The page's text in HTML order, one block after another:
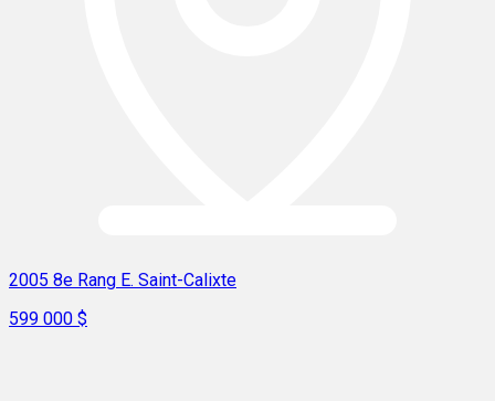
2005 8e Rang E. Saint-Calixte
599 000 $